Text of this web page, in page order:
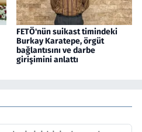
FETÖ'nün suikast timindeki
Burkay Karatepe, örgüt
bağlantısını ve darbe
girişimini anlattı